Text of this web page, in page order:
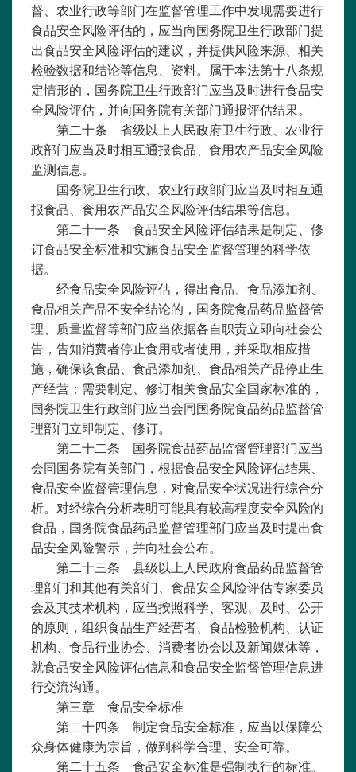
督、农业行政等部门在监督管理工作中发现需要进行
食品安全风险评估的，应当向国务院卫生行政部门提
出食品安全风险评估的建议，并提供风险来源、相关
检验数据和结论等信息、资料。属于本法第十八条规
定情形的，国务院卫生行政部门应当及时进行食品安
全风险评估，并向国务院有关部门通报评估结果。
第二十条 省级以上人民政府卫生行政、农业行
政部门应当及时相互通报食品、食用农产品安全风险
监测信息。
国务院卫生行政、农业行政部门应当及时相互通
报食品、食用农产品安全风险评估结果等信息。
第二十一条 食品安全风险评估结果是制定、修
订食品安全标准和实施食品安全监督管理的科学依
据。
经食品安全风险评估，得出食品、食品添加剂、
食品相关产品不安全结论的，国务院食品药品监督管
理、质量监督等部门应当依据各自职责立即向社会公
告，告知消费者停止食用或者使用，并采取相应措
施，确保该食品、食品添加剂、食品相关产品停止生
产经营；需要制定、修订相关食品安全国家标准的，
国务院卫生行政部门应当会同国务院食品药品监督管
理部门立即制定、修订。
第二十二条 国务院食品药品监督管理部门应当
会同国务院有关部门，根据食品安全风险评估结果、
食品安全监督管理信息，对食品安全状况进行综合分
析。对经综合分析表明可能具有较高程度安全风险的
食品，国务院食品药品监督管理部门应当及时提出食
品安全风险警示，并向社会公布。
第二十三条 县级以上人民政府食品药品监督管
理部门和其他有关部门、食品安全风险评估专家委员
会及其技术机构，应当按照科学、客观、及时、公开
的原则，组织食品生产经营者、食品检验机构、认证
机构、食品行业协会、消费者协会以及新闻媒体等，
就食品安全风险评估信息和食品安全监督管理信息进
行交流沟通。
第三章 食品安全标准
第二十四条 制定食品安全标准，应当以保障公
众身体健康为宗旨，做到科学合理、安全可靠。
第二十五条 食品安全标准是强制执行的标准。